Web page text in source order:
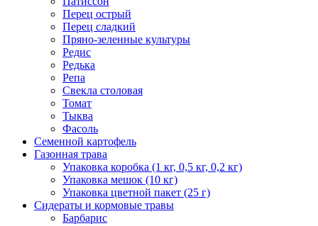
Перец острый
Перец сладкий
Пряно-зеленные культуры
Редис
Редька
Репа
Свекла столовая
Томат
Тыква
Фасоль
Семенной картофель
Газонная трава
Упаковка коробка (1 кг, 0,5 кг, 0,2 кг)
Упаковка мешок (10 кг)
Упаковка цветной пакет (25 г)
Сидераты и кормовые травы
Барбарис